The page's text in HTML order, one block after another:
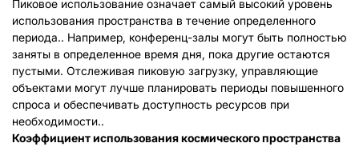
Пиковое использование означает самый высокий уровень
использования пространства в течение определенного
периода.. Например, конференц-залы могут быть полностью
заняты в определенное время дня, пока другие остаются
пустыми. Отслеживая пиковую загрузку, управляющие
объектами могут лучше планировать периоды повышенного
спроса и обеспечивать доступность ресурсов при
необходимости..
Коэффициент использования космического пространства